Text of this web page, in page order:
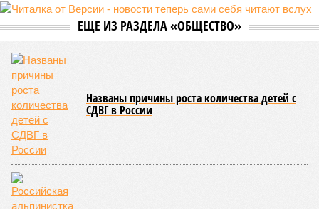
причём исключительно за российский счёт. И в
складывающейся ситуации, кажется, больше вопросов не к
По мнению
выходящего. Дескать, Ереван считает транспортную сеть
своей собственностью и теперь намерен просить за аренду
«железки» означенную сумму. При этом, как отмечают
эксперты, армянская сторона, выставляя этот счёт, не
раскрыла методику его калькуляции, то есть, получается,
взяла цифры с потолка. Отдельно стоит отметить, что
заключённый в 2008 году между Арменией и ОАО «РЖД»
концессионный договор, согласно которому российская
компания получила в управление «железку» республики до